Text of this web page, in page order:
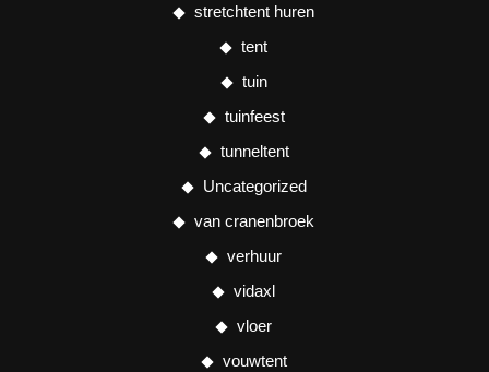
stretchtent huren
tent
tuin
tuinfeest
tunneltent
Uncategorized
van cranenbroek
verhuur
vidaxl
vloer
vouwtent